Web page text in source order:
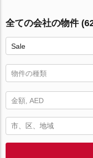
全ての会社の物件
Sale
物件の種類
金額, AED